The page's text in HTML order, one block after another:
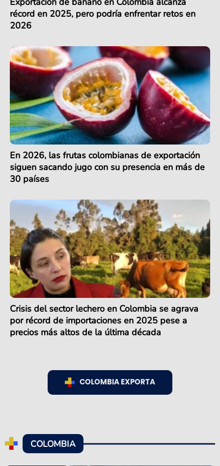
récord en 2025, pero podría enfrentar retos en
2026
En 2026, las frutas colombianas de exportación
siguen sacando jugo con su presencia en más de
30 países
Crisis del sector lechero en Colombia se agrava
por récord de importaciones en 2025 pese a
precios más altos de la última década
COLOMBIA EXPORTA
COLOMBIA